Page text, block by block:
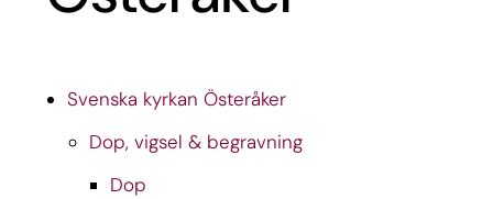
Svenska kyrkan Österåker
Dop, vigsel & begravning
Dop